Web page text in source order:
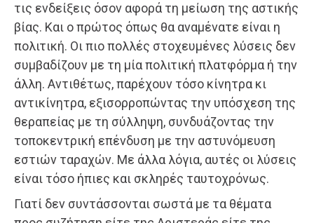
τις ενδείξεις όσον αφορά τη μείωση της αστικής
βίας. Και ο πρώτος όπως θα αναμένατε είναι η
πολιτική. Οι πιο πολλές στοχευμένες λύσεις δεν
συμβαδίζουν με τη μία πολιτική πλατφόρμα ή την
άλλη. Αντιθέτως, παρέχουν τόσο κίνητρα κι
αντικίνητρα, εξισορροπώντας την υπόσχεση της
θεραπείας με τη σύλληψη, συνδυάζοντας την
τοποκεντρική επένδυση με την αστυνόμευση
εστιών ταραχών. Με άλλα λόγια, αυτές οι λύσεις
είναι τόσο ήπιες και σκληρές ταυτοχρόνως.
Γιατί δεν συντάσσονται σωστά με τα θέματα